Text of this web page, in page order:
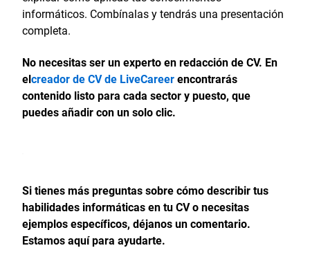
informáticos. Combínalas y tendrás una presentación
completa.
No necesitas ser un experto en redacción de CV. En
elcreador de CV de LiveCareerencontrarás
contenido listo para cada sector y puesto, que
puedes añadir con un solo clic.
Si tienes más preguntas sobre cómo describir tus
habilidades informáticas en tu CV o necesitas
ejemplos específicos, déjanos un comentario.
Estamos aquí para ayudarte.